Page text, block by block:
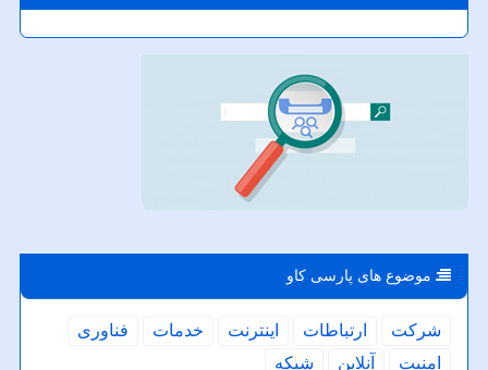
موضوع های پارسی كاو
شركت ارتباطات اینترنت خدمات
فناوری
امنیت
آنلاین شبكه